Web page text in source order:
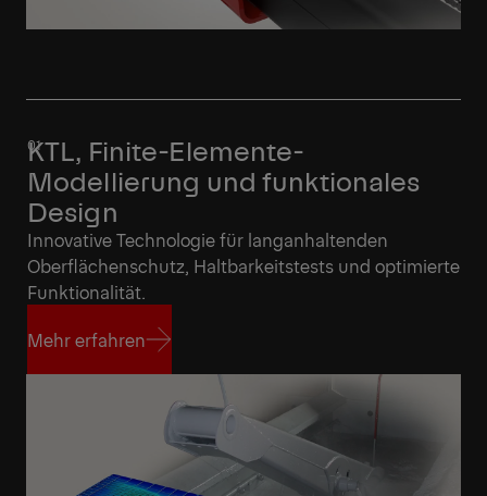
KTL, Finite-Elemente-
Modellierung und funktionales
Design
Innovative Technologie für langanhaltenden
Oberflächenschutz, Haltbarkeitstests und optimierte
Funktionalität.
Mehr erfahren